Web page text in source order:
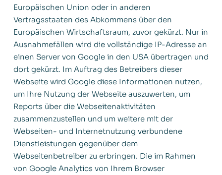
Europäischen Union oder in anderen
Vertragsstaaten des Abkommens über den
Europäischen Wirtschaftsraum, zuvor gekürzt. Nur in
Ausnahmefällen wird die vollständige IP-Adresse an
einen Server von Google in den USA übertragen und
dort gekürzt. Im Auftrag des Betreibers dieser
Webseite wird Google diese Informationen nutzen,
um Ihre Nutzung der Webseite auszuwerten, um
Reports über die Webseitenaktivitäten
zusammenzustellen und um weitere mit der
Webseiten- und Internetnutzung verbundene
Dienstleistungen gegenüber dem
Webseitenbetreiber zu erbringen. Die im Rahmen
von Google Analytics von Ihrem Browser